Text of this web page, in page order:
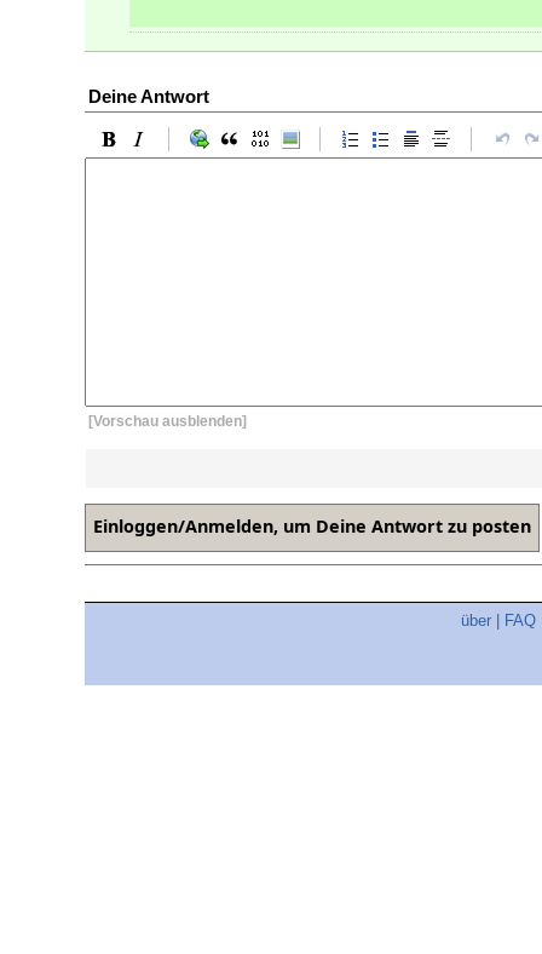
Deine Antwort
[Vorschau ausblenden]
über FAQ